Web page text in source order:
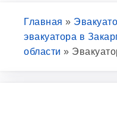
Главная »
эвакуатора в
области »